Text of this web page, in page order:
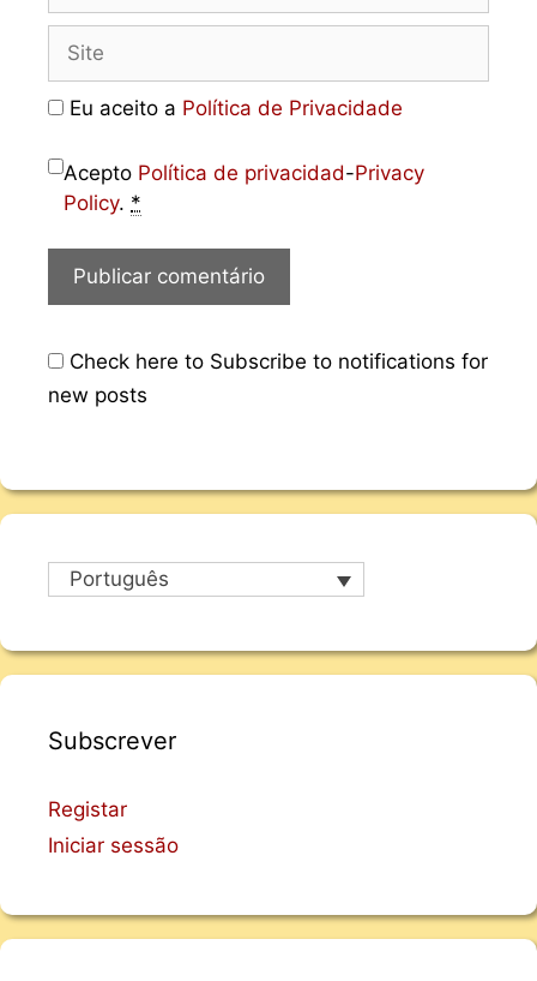
Eu aceito a Política de Privacidade
Acepto Política de privacidad-Privacy
Policy. *
Check here to Subscribe to notifications for
new posts
Português
Subscrever
Registar
Iniciar sessão